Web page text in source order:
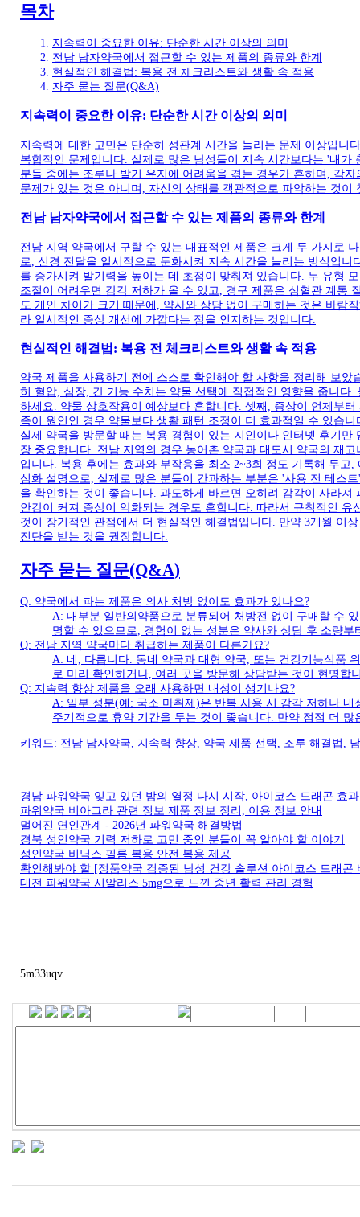
목차
지속력이 중요한 이유: 단순한 시간 이상의 의미
전남 남자약국에서 접근할 수 있는 제품의 종류와 한계
현실적인 해결법: 복용 전 체크리스트와 생활 속 적용
자주 묻는 질문(Q&A)
지속력이 중요한 이유: 단순한 시간 이상의 의미
지속력에 대한 고민은 단순히 성관계 시간을 늘리는 문제 이상입
복합적인 문제입니다. 실제로 많은 남성들이 지속 시간보다는 '내
분들 중에는 조루나 발기 유지에 어려움을 겪는 경우가 흔하며, 각
문제가 있는 것은 아니며, 자신의 상태를 객관적으로 파악하는 것이
전남 남자약국에서 접근할 수 있는 제품의 종류와 한계
전남 지역 약국에서 구할 수 있는 대표적인 제품은 크게 두 가지로
로, 신경 전달을 일시적으로 둔화시켜 지속 시간을 늘리는 방식입
를 증가시켜 발기력을 높이는 데 초점이 맞춰져 있습니다. 두 유형
조절이 어려우면 감각 저하가 올 수 있고, 경구 제품은 심혈관 계통
도 개인 차이가 크기 때문에, 약사와 상담 없이 구매하는 것은 바람
라 일시적인 증상 개선에 가깝다는 점을 인지하는 것입니다.
현실적인 해결법: 복용 전 체크리스트와 생활 속 적용
약국 제품을 사용하기 전에 스스로 확인해야 할 사항을 정리해 보
히 혈압, 심장, 간 기능 수치는 약물 선택에 직접적인 영향을 줍니
하세요. 약물 상호작용이 예상보다 흔합니다. 셋째, 증상이 언제부
족이 원인인 경우 약물보다 생활 패턴 조정이 더 효과적일 수 있습니
실제 약국을 방문할 때는 복용 경험이 있는 지인이나 인터넷 후기
장 중요합니다. 전남 지역의 경우 농어촌 약국과 대도시 약국의 재
입니다. 복용 후에는 효과와 부작용을 최소 2~3회 정도 기록해 두
심화 설명으로, 실제로 많은 분들이 간과하는 부분은 '사용 전 테스
을 확인하는 것이 좋습니다. 과도하게 바르면 오히려 감각이 사라
안감이 커져 증상이 악화되는 경우도 흔합니다. 따라서 규칙적인
것이 장기적인 관점에서 더 현실적인 해결법입니다. 만약 3개월 이
진단을 받는 것을 권장합니다.
자주 묻는 질문(Q&A)
Q: 약국에서 파는 제품은 의사 처방 없이도 효과가 있나요?
A: 대부분 일반의약품으로 분류되어 처방전 없이 구매할 수
명할 수 있으므로, 경험이 없는 성분은 약사와 상담 후 소량부
Q: 전남 지역 약국마다 취급하는 제품이 다른가요?
A: 네, 다릅니다. 동네 약국과 대형 약국, 또는 건강기능식품
로 미리 확인하거나, 여러 곳을 방문해 상담받는 것이 현명합
Q: 지속력 향상 제품을 오래 사용하면 내성이 생기나요?
A: 일부 성분(예: 국소 마취제)은 반복 사용 시 감각 저하나
주기적으로 휴약 기간을 두는 것이 좋습니다. 만약 점점 더
키워드: 전남 남자약국, 지속력 향상, 약국 제품 선택, 조루 해결법,
경남 파워약국 잊고 있던 밤의 열정 다시 시작, 아이코스 드래곤 효
파워약국 비아그라 관련 정보 제품 정보 정리, 이용 정보 안내
멀어진 연인관계 - 2026년 파워약국 해결방법
경북 성인약국 기력 저하로 고민 중인 분들이 꼭 알아야 할 이야기
성인약국 비닉스 필름 복용 안전 복용 제공
확인해봐야 할 [정품약국 검증된 남성 건강 솔루션 아이코스 드래곤
대전 파워약국 시알리스 5mg으로 느낀 중년 활력 관리 경험
5m33uqv